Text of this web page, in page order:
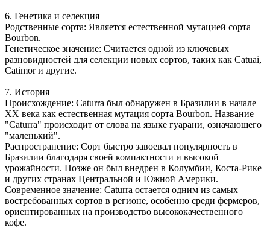
6. Генетика и селекция
Родственные сорта: Является естественной мутацией сорта
Bourbon.
Генетическое значение: Считается одной из ключевых
разновидностей для селекции новых сортов, таких как Catuai,
Catimor и другие.
7. История
Происхождение: Caturra был обнаружен в Бразилии в начале
XX века как естественная мутация сорта Bourbon. Название
"Caturra" происходит от слова на языке гуарани, означающего
"маленький".
Распространение: Сорт быстро завоевал популярность в
Бразилии благодаря своей компактности и высокой
урожайности. Позже он был внедрен в Колумбии, Коста-Рике
и других странах Центральной и Южной Америки.
Современное значение: Caturra остается одним из самых
востребованных сортов в регионе, особенно среди фермеров,
ориентированных на производство высококачественного
кофе.